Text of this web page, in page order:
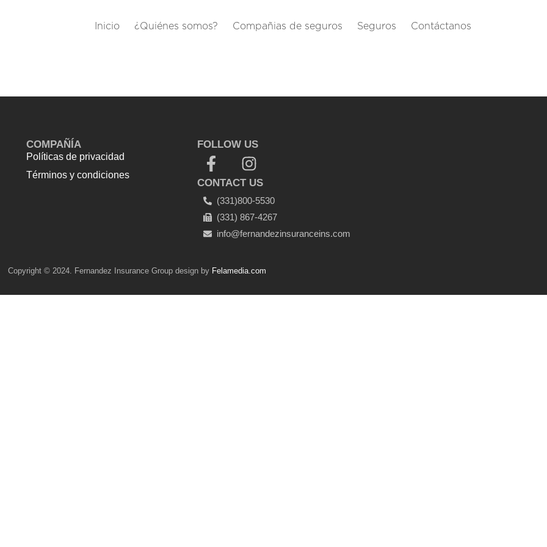
Inicio ¿Quiénes somos? Compañias de seguros Seguros Contáctanos
COMPAÑÍA
Políticas de privacidad
Términos y condiciones
FOLLOW US
CONTACT US
(331)800-5530
(331) 867-4267
info@fernandezinsuranceins.com
Copyright © 2024. Fernandez Insurance Group design by Felamedia.com